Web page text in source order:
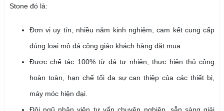
Stone đó là:
Đơn vị uy tín, nhiều năm kinh nghiệm, cam kết cung cấp
đúng loại mộ đá công giáo khách hàng đặt mua
Được chế tác 100% từ đá tự nhiên, thực hiện thủ công
hoàn toàn, hạn chế tối đa sự can thiệp của các thiết bị,
máy móc hiện đại.